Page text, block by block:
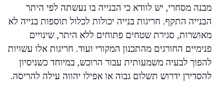
מבנה מסחרי, יש לוודא כי הבנייה בו נעשתה לפי היתר
הבנייה התקף. חריגות בנייה יכולות לכלול תוספות בנייה לא
מאושרות, סגירת שטחים פתוחים ללא היתר, שינויים
פנימיים החורגים מהתכנון המקורי ועוד. חריגות אלו עשויות
להפוך לבעיה משמעותית עבור הרוכש, במיוחד כשניסיון
להסדירן ידרוש תשלום גבוה או אפילו יהווה עילה להריסה.